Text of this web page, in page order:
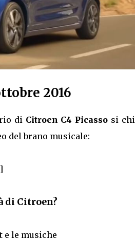
2016
di Citroen C4 Picasso si
del brano musicale:
di Citroen?
e le musiche